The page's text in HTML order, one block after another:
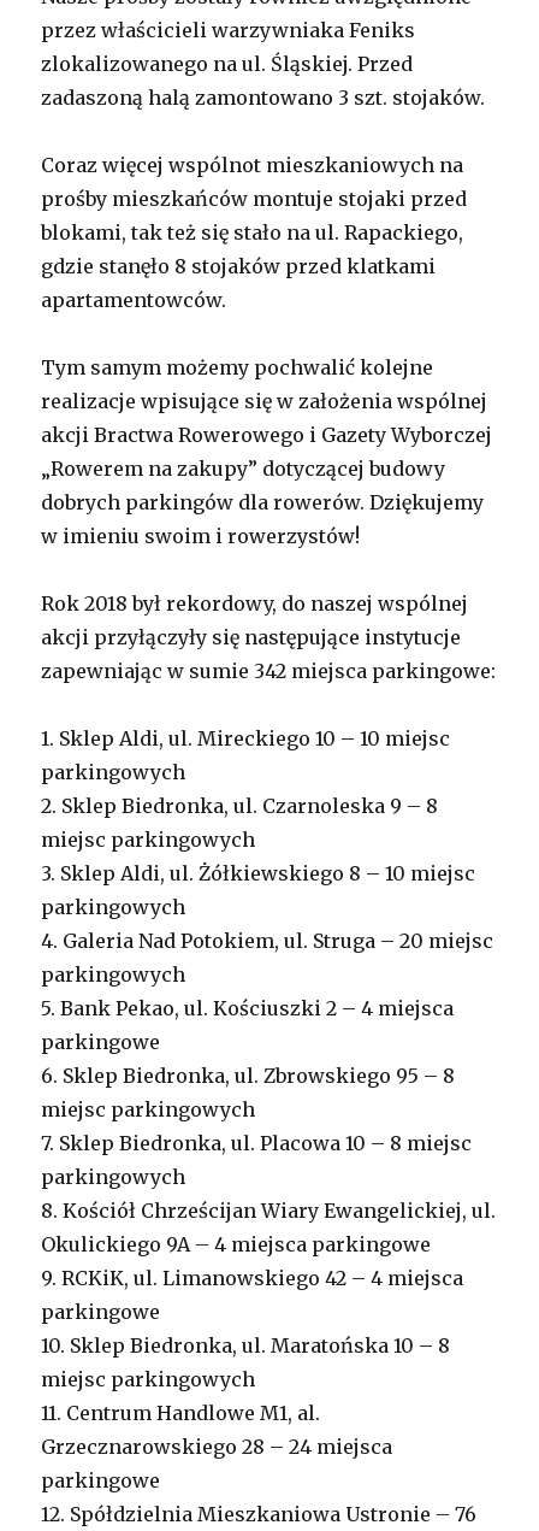
przez właścicieli warzywniaka Feniks
zlokalizowanego na ul. Śląskiej. Przed
zadaszoną halą zamontowano 3 szt. stojaków.
Coraz więcej wspólnot mieszkaniowych na
prośby mieszkańców montuje stojaki przed
blokami, tak też się stało na ul. Rapackiego,
gdzie stanęło 8 stojaków przed klatkami
apartamentowców.
Tym samym możemy pochwalić kolejne
realizacje wpisujące się w założenia wspólnej
akcji Bractwa Rowerowego i Gazety Wyborczej
„Rowerem na zakupy” dotyczącej budowy
dobrych parkingów dla rowerów. Dziękujemy
w imieniu swoim i rowerzystów!
Rok 2018 był rekordowy, do naszej wspólnej
akcji przyłączyły się następujące instytucje
zapewniając w sumie 342 miejsca parkingowe:
1. Sklep Aldi, ul. Mireckiego 10 – 10 miejsc
parkingowych
2. Sklep Biedronka, ul. Czarnoleska 9 – 8
miejsc parkingowych
3. Sklep Aldi, ul. Żółkiewskiego 8 – 10 miejsc
parkingowych
4. Galeria Nad Potokiem, ul. Struga – 20 miejsc
parkingowych
5. Bank Pekao, ul. Kościuszki 2 – 4 miejsca
parkingowe
6. Sklep Biedronka, ul. Zbrowskiego 95 – 8
miejsc parkingowych
7. Sklep Biedronka, ul. Placowa 10 – 8 miejsc
parkingowych
8. Kościół Chrześcijan Wiary Ewangelickiej, ul.
Okulickiego 9A – 4 miejsca parkingowe
9. RCKiK, ul. Limanowskiego 42 – 4 miejsca
parkingowe
10. Sklep Biedronka, ul. Maratońska 10 – 8
miejsc parkingowych
11. Centrum Handlowe M1, al.
Grzecznarowskiego 28 – 24 miejsca
parkingowe
12. Spółdzielnia Mieszkaniowa Ustronie – 76